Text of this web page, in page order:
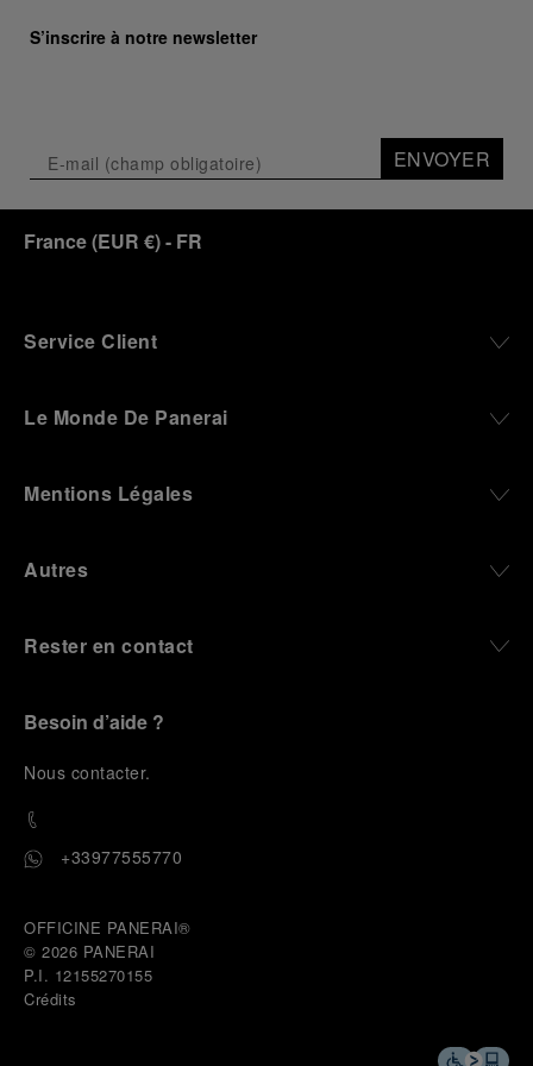
S’inscrire à notre newsletter
ENVOYER
France(EUR €)- FR
Service Client
Le Monde De Panerai
Mentions Légales
Autres
Rester en contact
Besoin d’aide ?
Nous contacter.
+33977555770
OFFICINE PANERAI®
© 2026 PANERAI
P.I. 12155270155
Crédits